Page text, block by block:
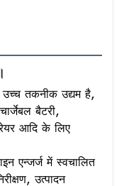
उच्च तकनीक उद्यम है,
बैटरी,
आदि के लिए
एन्जर्ज में स्वचालित
उत्पादन